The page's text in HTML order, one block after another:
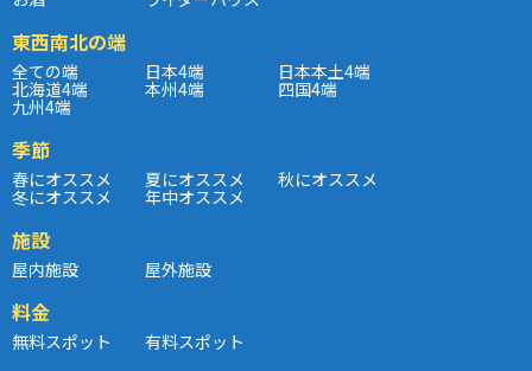
東西南北の端
全ての端 日本4端 日本本土4端
北海道4端 本州4端 四国4端
九州4端
季節
春にオススメ 夏にオススメ 秋にオススメ
冬にオススメ 年中オススメ
施設
屋内施設 屋外施設
料金
無料スポット 有料スポット